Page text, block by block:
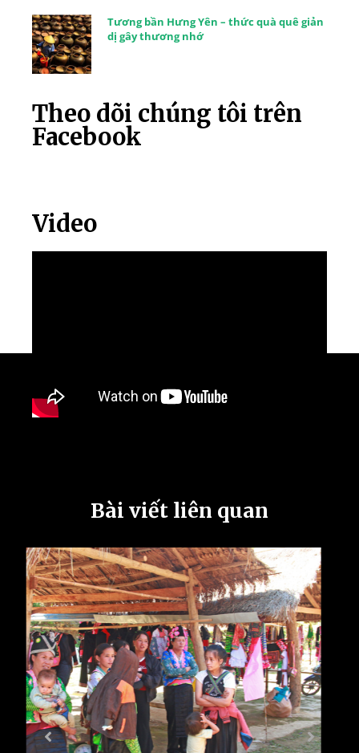
Tương bần Hưng Yên – thức quà quê giản
dị gây thương nhớ
Theo dõi chúng tôi trên
Facebook
Video
Bài viết liên quan